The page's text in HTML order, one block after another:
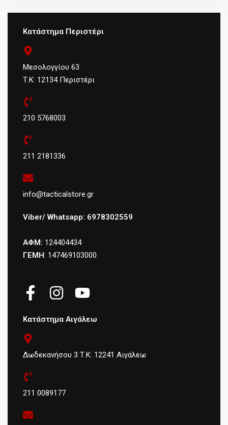
Κατάστημα Περιστέρι
Μεσολογγίου 63
Τ.Κ: 12134 Περιστέρι
210 5768003
211 2181336
info@tacticalstore.gr
Viber/ Whatsapp: 6978302559
ΑΦΜ: 124404434
ΓΕΜΗ: 147469103000
Κατάστημα Αιγάλεω
Δωδεκανήσου 3 Τ.Κ: 12241 Αιγάλεω
211 0089177